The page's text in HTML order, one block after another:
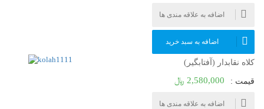
اضافه به علاقه مندی ها
اضافه به سبد خرید
کلاه نقابدار (آفتابگیر)
قیمت : 2,580,000 ﷼
اضافه به علاقه مندی ها